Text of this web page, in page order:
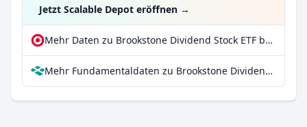
Jetzt Scalable Depot eröffnen →
Mehr Daten zu Brookstone Dividend Stock ETF bei extraETF
Mehr Fundamentaldaten zu Brookstone Dividend Stock ETF bei Parqet